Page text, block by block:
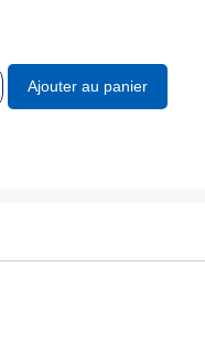
Ajouter au panier